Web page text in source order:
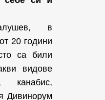
в
20 години
са били
видове
канабис,
Дивинорум